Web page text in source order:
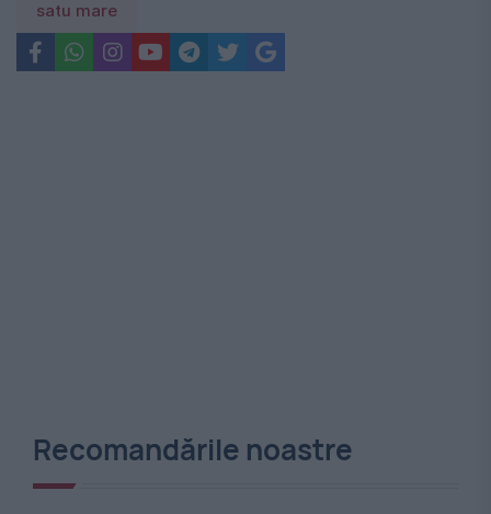
satu mare
Recomandările noastre